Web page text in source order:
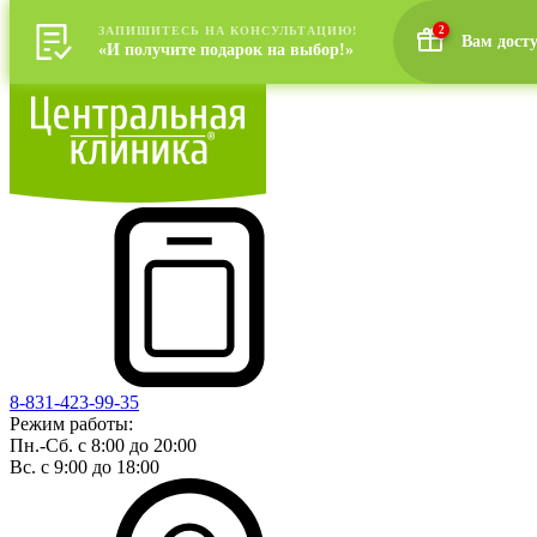
8-831-423-99-35
Режим работы:
Пн.-Сб. с 8:00 до 20:00
Вс. с 9:00 до 18:00
ЗАПИШИТЕСЬ НА КОНСУЛЬТАЦИЮ!
«И получите подарок на выбор!»
2
Вам